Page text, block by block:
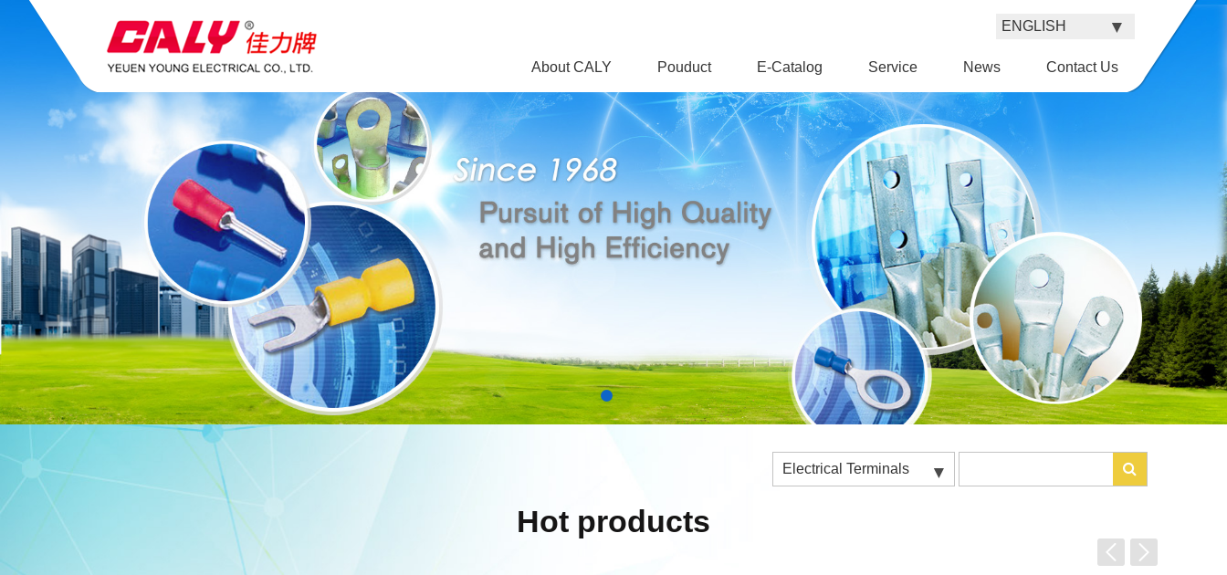
About CALY Pouduct E-Catalog Service News Contact Us
1
Hot products